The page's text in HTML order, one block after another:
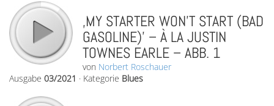
‚MY STARTER WON’T START (BAD
GASOLINE)’ – À LA JUSTIN
TOWNES EARLE – ABB. 1
von Norbert Roschauer
Ausgabe 03/2021 · Kategorie Blues